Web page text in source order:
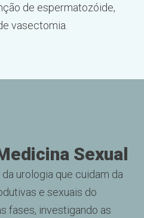
de espermatozóide,
vasectomia.
Sexual
urologia que cuidam da
e sexuais do
fases, investigando as